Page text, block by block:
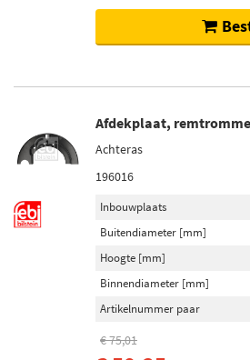
Afdekplaat,
Achteras
196016
Inbouwplaats
Buitendiameter [mm]
Hoogte [mm]
Binnendiameter [mm]
Artikelnummer paar
€ 75,01